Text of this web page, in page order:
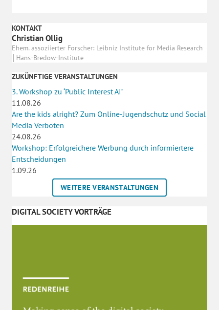
KONTAKT
Christian Ollig
Ehem. assoziierter Forscher: Leibniz Institute for Media Research
│Hans-Bredow-Institute
ZUKÜNFTIGE VERANSTALTUNGEN
3. Workshop zu ‘Public Interest AI’
11.08.26
Are the kids alright? Zum Online-Jugendschutz und Social
Media Verboten
24.08.26
Workshop: Erfolgreichere Werbung durch informiertere
Entscheidungen
1.09.26
WEITERE VERANSTALTUNGEN
DIGITAL SOCIETY VORTRÄGE